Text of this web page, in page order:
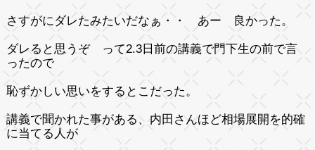
さすがにダレたみたいだなぁ・・ あー 良かった。
ダレると思うぞ って2.3日前の講義で門下生の前で言
ったので
恥ずかしい思いをするとこだった。
講義で聞かれた事がある、内田さんほど相場展開を的確
に当てる人が